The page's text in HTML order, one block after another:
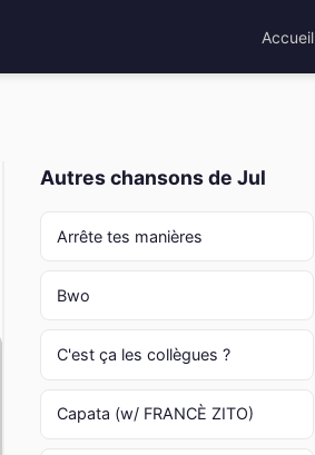
Accueil
Autres chansons de Jul
Arrête tes manières
Bwo
C'est ça les collègues ?
Capata (w/ FRANCÈ ZITO)